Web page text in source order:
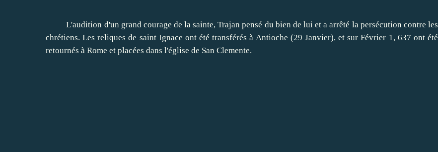
L'audition d'un grand courage de la sainte, Trajan pensé du bien de lui et a arrêté la persécution contre les
chrétiens. Les reliques de saint Ignace ont été transférés à Antioche (29 Janvier), et sur Février 1, 637 ont été
retournés à Rome et placées dans l'église de San Clemente.